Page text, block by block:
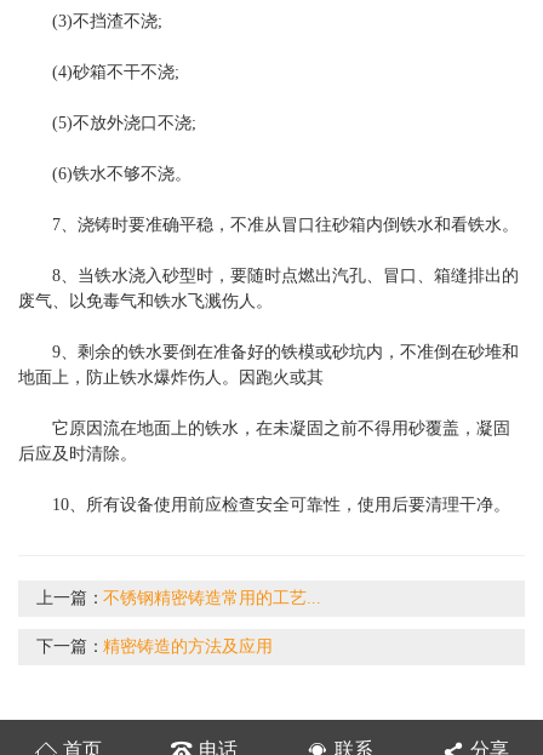
(3)不挡渣不浇;
(4)砂箱不干不浇;
(5)不放外浇口不浇;
(6)铁水不够不浇。
7、浇铸时要准确平稳，不准从冒口往砂箱内倒铁水和看铁水。
8、当铁水浇入砂型时，要随时点燃出汽孔、冒口、箱缝排出的
废气、以免毒气和铁水飞溅伤人。
9、剩余的铁水要倒在准备好的铁模或砂坑内，不准倒在砂堆和
地面上，防止铁水爆炸伤人。因跑火或其
它原因流在地面上的铁水，在未凝固之前不得用砂覆盖，凝固
后应及时清除。
10、所有设备使用前应检查安全可靠性，使用后要清理干净。
上一篇：不锈钢精密铸造常用的工艺...
下一篇：精密铸造的方法及应用
首页 电话 联系 分享